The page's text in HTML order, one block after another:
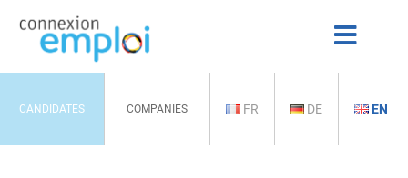
CANDIDATES COMPANIES FR DE EN